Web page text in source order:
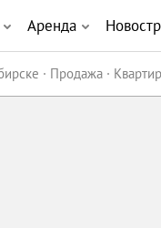
Аренда
Продажа